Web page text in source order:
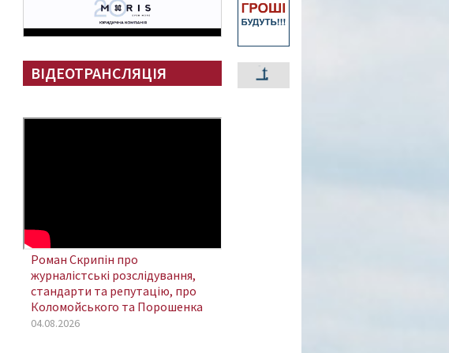
ВІДЕОТРАНСЛЯЦІЯ
Роман Скрипін про
журналістські розслідування,
стандарти та репутацію, про
Коломойського та Порошенка
04.08.2026